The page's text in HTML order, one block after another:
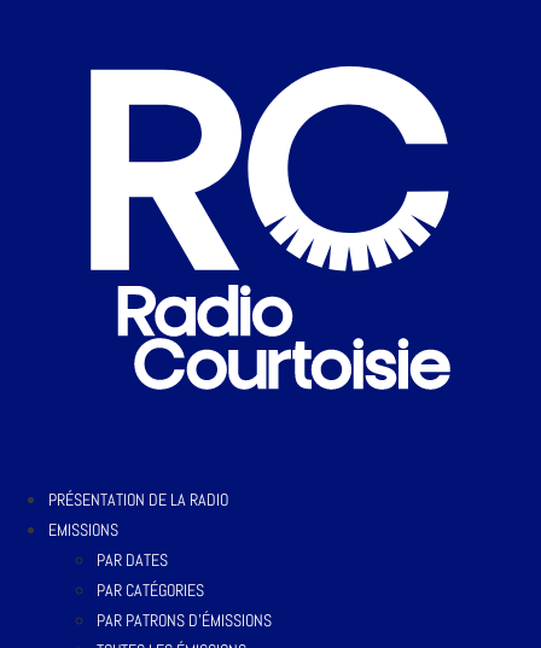
PRÉSENTATION DE LA RADIO
EMISSIONS
PAR DATES
PAR CATÉGORIES
PAR PATRONS D’ÉMISSIONS